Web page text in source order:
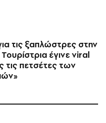
τις ξαπλώστρες στην
έγινε viral
τις πετσέτες των